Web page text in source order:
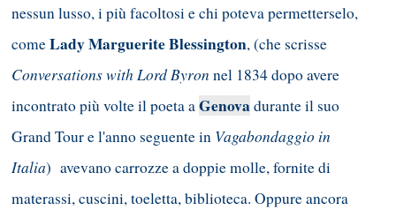
nessun lusso, i più facoltosi e chi poteva permetterselo,
comeLady Marguerite Blessington, (che scrisse
Conversations with Lord Byron nel 1834 dopo avere
incontrato più volte il poeta aGenovadurante il suo
Grand Tour e l'anno seguente in Vagabondaggio in
Italia) avevano carrozze a doppie molle, fornite di
materassi, cuscini, toeletta, biblioteca. Oppure ancora